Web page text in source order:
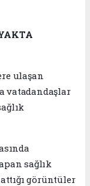
ulaşan
vatadandaşlar
sağlık
görüntüler